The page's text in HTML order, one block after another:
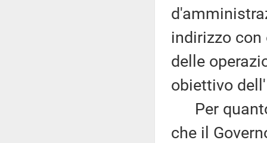
indirizzo
delle
obiettivo
Per
che il